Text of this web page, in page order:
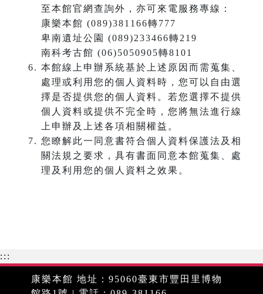
至本館官網查詢外，亦可來電服務專線：
康樂本館 (089)381166轉777
卑南遺址公園 (089)233466轉219
南科考古館 (06)5050905轉8101
本館線上申辦系統基於上述原因而需蒐集、
處理或利用您的個人資料時，您可以自由選
擇是否提供您的個人資料。若您選擇不提供
個人資料或提供不完全時，您將無法進行線
上申辦及上述各項相關權益。
您瞭解此一同意書符合個人資料保護法及相
關法規之要求，具有書面同意本館蒐集、處
理及利用您的個人資料之效果。
:::
康樂本館 地址：95060臺東市豐田里博物